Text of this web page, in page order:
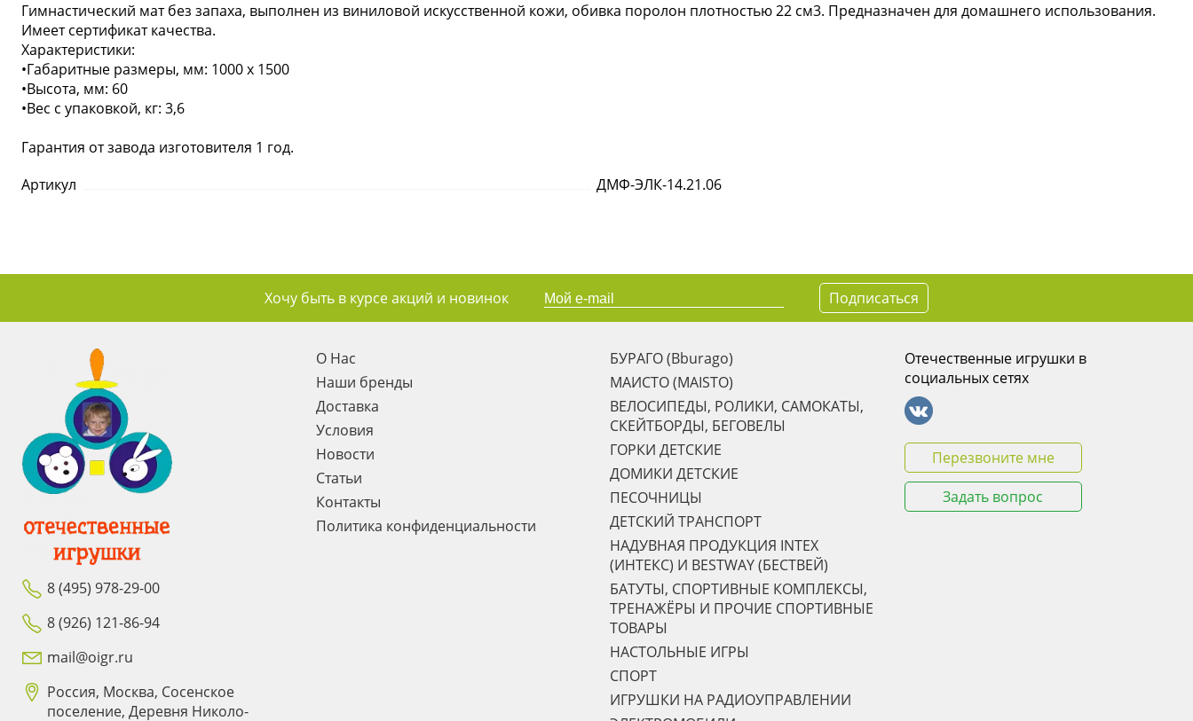
Гимнастический мат без запаха, выполнен из виниловой искусственной кожи, обивка поролон плотностью 22 см3. Предназначен для домашнего использования.
Имеет сертификат качества.
Характеристики:
•Габаритные размеры, мм: 1000 x 1500
•Высота, мм: 60
•Вес с упаковкой, кг: 3,6
Гарантия от завода изготовителя 1 год.
Артикул
ДМФ-ЭЛК-14.21.06
Хочу быть в курсе акций и новинок Подписаться
8 (495) 978-29-00
8 (926) 121-86-94
mail@oigr.ru
Россия, Москва, Сосенское
поселение, Деревня Николо-
О Нас
Наши бренды
Доставка
Условия
Новости
Статьи
Контакты
Политика конфиденциальности
БУРАГО (Bburago)
МАИСТО (MAISTO)
ВЕЛОСИПЕДЫ, РОЛИКИ, САМОКАТЫ,
СКЕЙТБОРДЫ, БЕГОВЕЛЫ
ГОРКИ ДЕТСКИЕ
ДОМИКИ ДЕТСКИЕ
ПЕСОЧНИЦЫ
ДЕТСКИЙ ТРАНСПОРТ
НАДУВНАЯ ПРОДУКЦИЯ INTEX
(ИНТЕКС) И BESTWAY (БЕСТВЕЙ)
БАТУТЫ, СПОРТИВНЫЕ КОМПЛЕКСЫ,
ТРЕНАЖЁРЫ И ПРОЧИЕ СПОРТИВНЫЕ
ТОВАРЫ
НАСТОЛЬНЫЕ ИГРЫ
СПОРТ
ИГРУШКИ НА РАДИОУПРАВЛЕНИИ
Отечественные игрушки в
социальных сетях
Перезвоните мне
Задать вопрос